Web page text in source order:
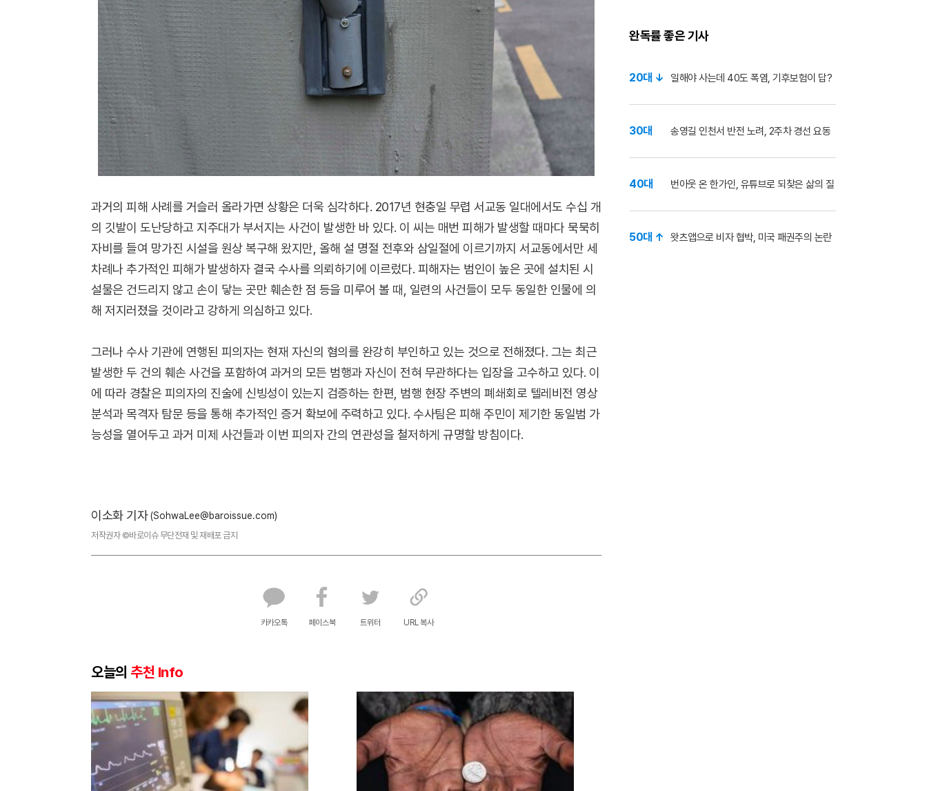
과거의 피해 사례를 거슬러 올라가면 상황은 더욱 심각하다. 2017년 현충일 무렵 서교동 일대에서도 수십 개
의 깃발이 도난당하고 지주대가 부서지는 사건이 발생한 바 있다. 이 씨는 매번 피해가 발생할 때마다 묵묵히
자비를 들여 망가진 시설을 원상 복구해 왔지만, 올해 설 명절 전후와 삼일절에 이르기까지 서교동에서만 세
차례나 추가적인 피해가 발생하자 결국 수사를 의뢰하기에 이르렀다. 피해자는 범인이 높은 곳에 설치된 시
설물은 건드리지 않고 손이 닿는 곳만 훼손한 점 등을 미루어 볼 때, 일련의 사건들이 모두 동일한 인물에 의
해 저지러졌을 것이라고 강하게 의심하고 있다.
그러나 수사 기관에 연행된 피의자는 현재 자신의 혐의를 완강히 부인하고 있는 것으로 전해졌다. 그는 최근
발생한 두 건의 훼손 사건을 포함하여 과거의 모든 범행과 자신이 전혀 무관하다는 입장을 고수하고 있다. 이
에 따라 경찰은 피의자의 진술에 신빙성이 있는지 검증하는 한편, 범행 현장 주변의 폐쇄회로 텔레비전 영상
분석과 목격자 탐문 등을 통해 추가적인 증거 확보에 주력하고 있다. 수사팀은 피해 주민이 제기한 동일범 가
능성을 열어두고 과거 미제 사건들과 이번 피의자 간의 연관성을 철저하게 규명할 방침이다.
이소화 기자 (SohwaLee@baroissue.com)
저작권자 ©바로이슈 무단전재 및 재배포 금지
카카오톡 페이스북 트위터 URL 복사
오늘의 추천 Info
완독률 좋은 기사
20대 ↓ 일해야 사는데 40도 폭염, 기후보험이 답?
30대 송영길 인천서 반전 노려, 2주차 경선 요동
40대 번아웃 온 한가인, 유튜브로 되찾은 삶의 질
50대 ↑ 왓츠앱으로 비자 협박, 미국 패권주의 논란